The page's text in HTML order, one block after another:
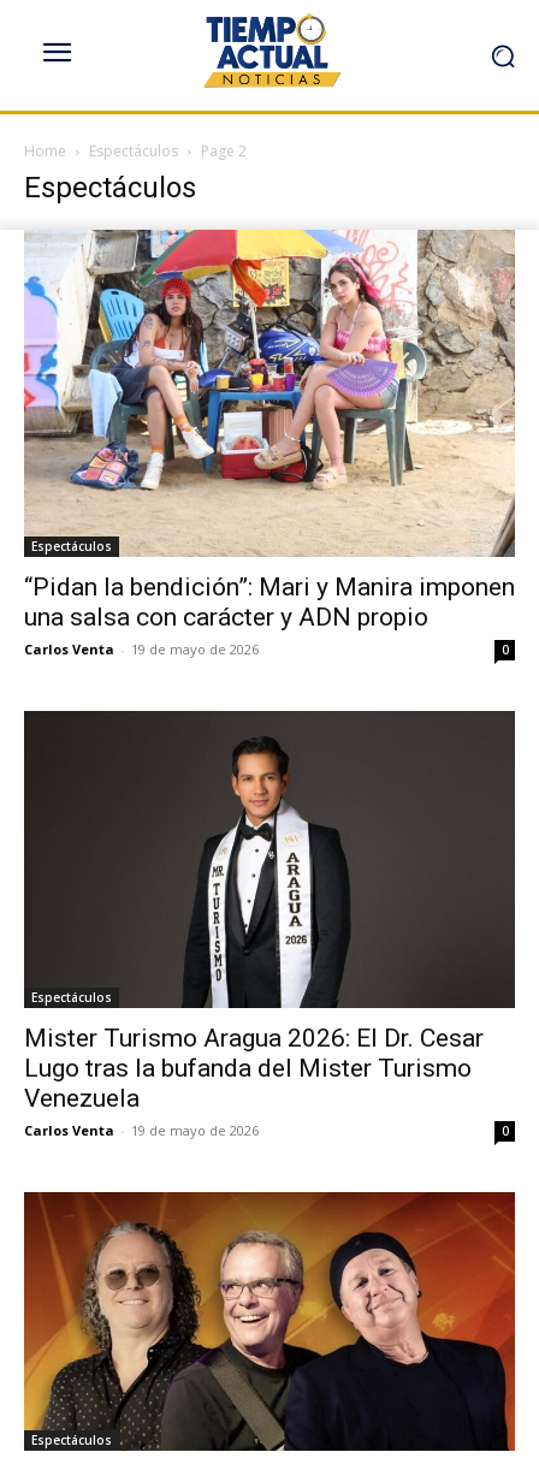
Home Espectáculos Page 2
Espectáculos
Espectáculos
“Pidan la bendición”: Mari y Manira imponen
una salsa con carácter y ADN propio
Carlos Venta - 19 de mayo de 2026 0
Espectáculos
Mister Turismo Aragua 2026: El Dr. Cesar
Lugo tras la bufanda del Mister Turismo
Venezuela
Carlos Venta - 19 de mayo de 2026 0
Espectáculos